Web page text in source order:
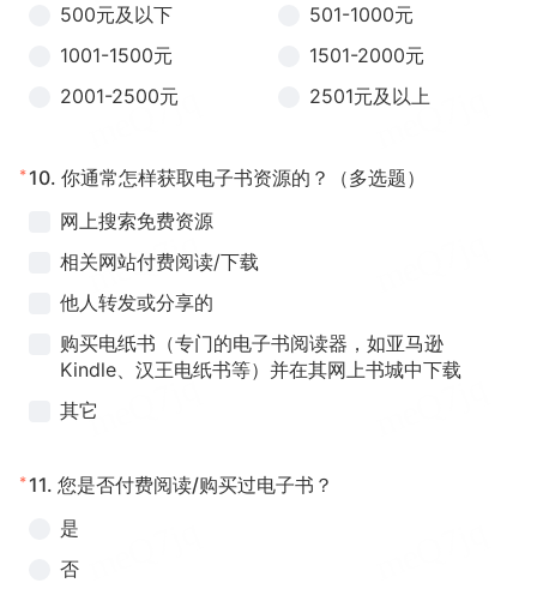
500元及以下
501-1000元
1001-1500元
1501-2000元
2001-2500元
2501元及以上
* 10. 你通常怎样获取电子书资源的？（多选题）
网上搜索免费资源
相关网站付费阅读/下载
他人转发或分享的
购买电纸书（专门的电子书阅读器，如亚马逊
Kindle、汉王电纸书等）并在其网上书城中下载
其它
* 11. 您是否付费阅读/购买过电子书？
是
否